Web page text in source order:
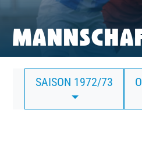
FRAUEN
CAMPUS
CLUB
BUSINESS
SAISON 1972/73